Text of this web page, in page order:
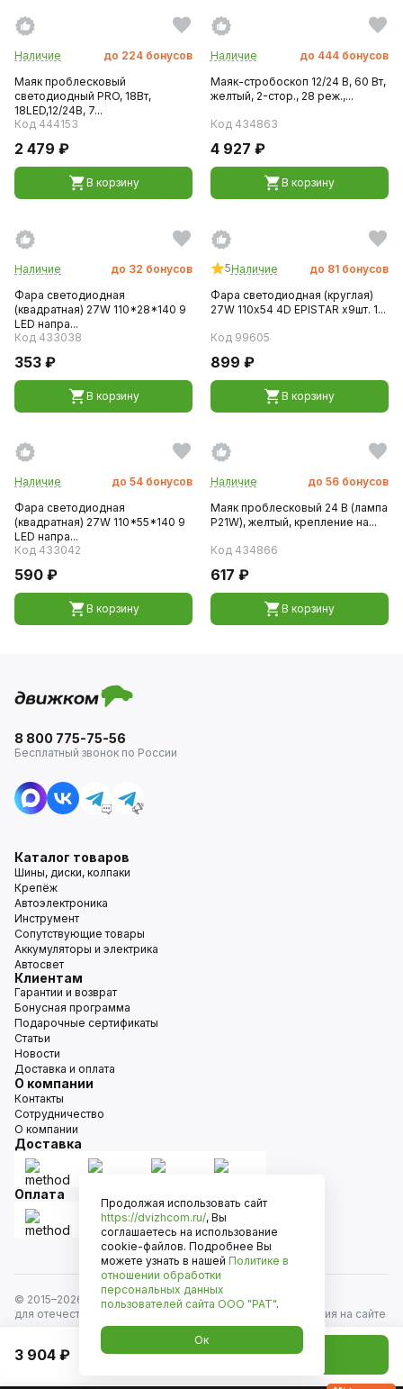
Наличие до 224 бонусов
Маяк проблесковый
светодиодный PRO, 18Вт,
18LED,12/24В, 7...
Код 444153
2 479 ₽
В корзину
Наличие до 444 бонусов
Маяк-стробоскоп 12/24 В, 60 Вт,
желтый, 2-стор., 28 реж.,...
Код 434863
4 927 ₽
В корзину
Наличие до 32 бонусов
Фара светодиодная
(квадратная) 27W 110*28*140 9
LED напра...
Код 433038
353 ₽
В корзину
5Наличие до 81 бонусов
Фара светодиодная (круглая)
27W 110х54 4D EPISTAR х9шт. 1...
Код 99605
899 ₽
В корзину
Наличие до 54 бонусов
Фара светодиодная
(квадратная) 27W 110*55*140 9
LED напра...
Код 433042
590 ₽
В корзину
Наличие до 56 бонусов
Маяк проблесковый 24 В (лампа
P21W), желтый, крепление на...
Код 434866
617 ₽
В корзину
3 904 ₽ Добавить в корзину
8 800 775-75-56
Бесплатный звонок по России
Каталог товаров
Шины, диски, колпаки
Крепёж
Автоэлектроника
Инструмент
Сопутствующие товары
Аккумуляторы и электрика
Автосвет
Клиентам
Гарантии и возврат
Бонусная программа
Подарочные сертификаты
Статьи
Новости
Доставка и оплата
О компании
Контакты
Сотрудничество
О компании
Доставка
Оплата
© 2015–2026
Движком — сеть магазинов автозапчастей
для отечественных автомобилей и иномарок. Информация на сайте
носит исключительно информационный характер и не является
публичной офертой, определяемой положениями
ст. 437 Гражданского кодекса РФ. Все права защищены.
Продолжая использовать сайт
https://dvizhcom.ru/, Вы
соглашаетесь на использование
cookie-файлов. Подробнее Вы
можете узнать в нашей Политике в
отношении обработки
персональных данных
пользователей сайта ООО "РАТ".
Ок